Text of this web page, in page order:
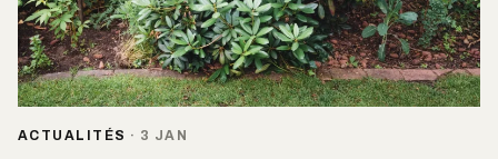
ACTUALITÉS · 3 JAN